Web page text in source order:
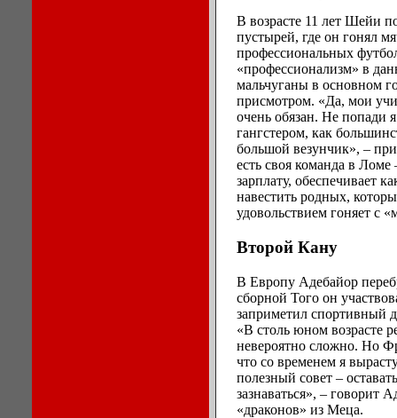
В возрасте 11 лет Шейи
пустырей, где он гонял
профессиональных
«профессионализм» в
мальчуганы в основном
присмотром. «Да, мои
очень обязан. Не попади
гангстером, как
большой везунчик», –
есть своя команда в
зарплату, обеспечивает
навестить родных,
удовольствием гоняет с
Второй Кану
В Европу Адебайор
сборной Того он
заприметил спортивный
«В столь юном возрасте
невероятно сложно. Но
что со временем я
полезный совет –
зазнаваться», – говорит
«драконов» из Меца.